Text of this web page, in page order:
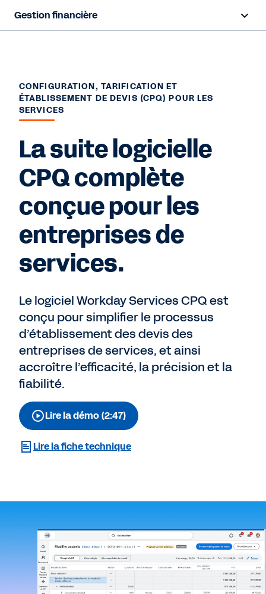
Gestion financière
Ressources
Nous contacter
CONFIGURATION, TARIFICATION ET
ÉTABLISSEMENT DE DEVIS (CPQ) POUR LES
SERVICES
La suite logicielle
CPQ complète
conçue pour les
entreprises de
services.
Le logiciel Workday Services CPQ est
conçu pour simplifier le processus
d’établissement des devis des
entreprises de services, et ainsi
accroître l’efficacité, la précision et la
fiabilité.
Lire la démo (2:47)
Lire la fiche technique